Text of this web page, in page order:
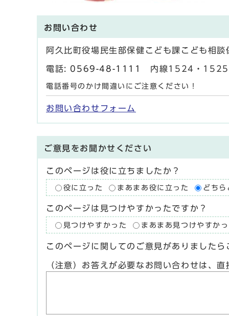
お問い合わせ
阿久比町役場民生部保健こども課こども相談
電話: 0569-48-1111 内線1524・
電話番号のかけ間違いにご注意ください！
お問い合わせフォーム
ご意見をお聞かせください
このページは役に立ちましたか？
役に立った まあまあ役に立った どちら
このページは見つけやすかったですか？
見つけやすかった まあまあ見つけやすかっ
このページに関してのご意見がありましたら
（注意）お答えが必要なお問い合わせは、